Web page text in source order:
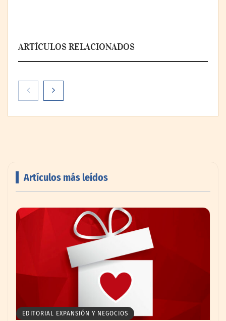
ARTÍCULOS RELACIONADOS
evitar la humedad prolongada, claves para
prevenir una de las infecciones más
Artículos más leídos
EDITORIAL EXPANSIÓN Y NEGOCIOS